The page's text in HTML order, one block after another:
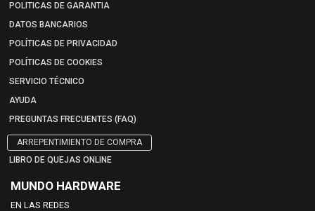
POLITICAS DE GARANTIA
DATOS BANCARIOS
POLÍTICAS DE PRIVACIDAD
POLÍTICAS DE COOKIES
SERVICIO TÉCNICO
AYUDA
PREGUNTAS FRECUENTES (FAQ)
ARREPENTIMIENTO DE COMPRA
LIBRO DE QUEJAS ONLINE
MUNDO HARDWARE
EN LAS REDES